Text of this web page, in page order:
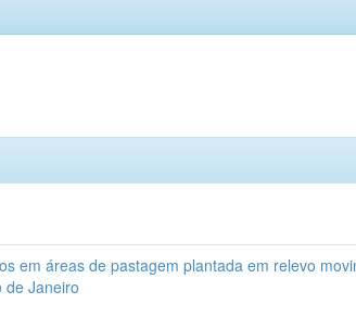
em áreas de pastagem plantada em relevo
de Janeiro